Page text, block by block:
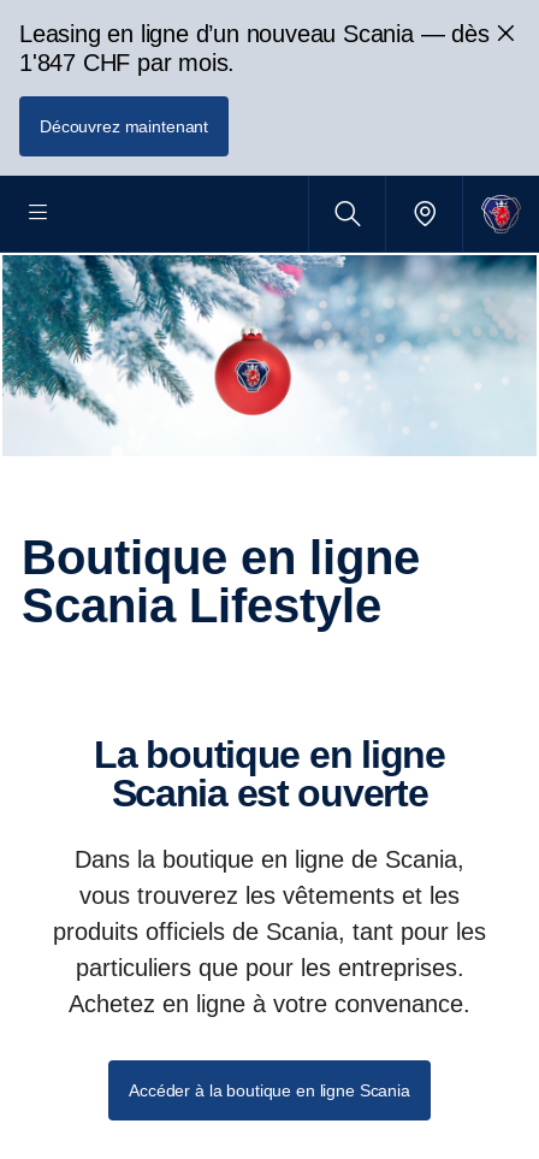
Leasing en ligne d’un nouveau Scania — dès
1'847 CHF par mois.
Découvrez maintenant
Boutique en ligne
Scania Lifestyle
La boutique en ligne
Scania est ouverte
Dans la boutique en ligne de Scania,
vous trouverez les vêtements et les
produits officiels de Scania, tant pour les
particuliers que pour les entreprises.
Achetez en ligne à votre convenance.
Accéder à la boutique en ligne Scania